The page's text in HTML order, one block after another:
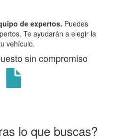
de expertos. Puedes
Te ayudarán a elegir la
vehículo.
sin compromiso
lo que buscas?